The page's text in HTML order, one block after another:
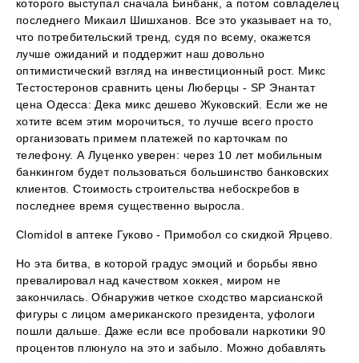
которого выступал сначала Бинбанк, а потом совладелец
последнего Микаил Шишханов. Все это указывает на то,
что потребительский тренд, судя по всему, окажется
лучше ожиданий и поддержит наш довольно
оптимистический взгляд на инвестиционный рост. Микс
Тестостеронов сравнить цены Люберцы - SP Энантат
цена Одесса: Дека микс дешево Жуковский. Если же не
хотите всем этим морочиться, то лучше всего просто
организовать примем платежей по карточкам по
телефону. А Луценко уверен: через 10 лет мобильным
банкингом будет пользоваться большинство банковских
клиентов. Стоимость строительства небоскребов в
последнее время существенно выросла.
Clomidol в аптеке Гуково - Примобол со скидкой Ярцево.
Но эта битва, в которой градус эмоций и борьбы явно
превалировал над качеством хоккея, миром не
закончилась. Обнаружив четкое сходство марсианской
фигуры с лицом американского президента, уфологи
пошли дальше. Даже если все пробовали наркотики 90
процентов плюнуло на это и забыло. Можно добавлять